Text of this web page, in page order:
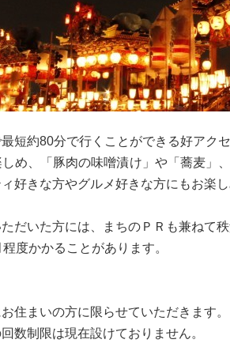
短約80分で行くことができる好アク
め、「豚肉の味噌漬け」や「蕎麦」
好きな方やグルメ好きな方にもお楽し
だいた方には、まちのＰＲも兼ねて
度かかることがあります。
住まいの方に限らせていただきます。
数制限は現在設けておりません。